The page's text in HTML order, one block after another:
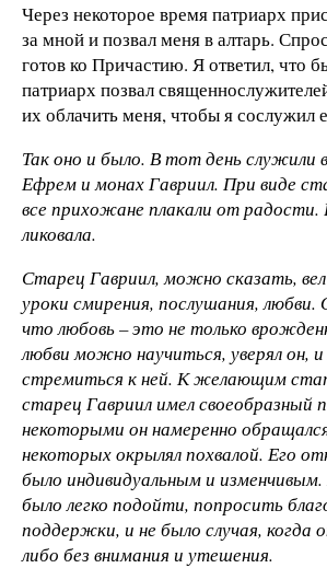
Через некоторое время патриарх
за мной и позвал меня в алтарь.
готов ко Причастию. Я ответил, что
патриарх позвал
их облачить меня, чтобы я сослужил
Так оно и было. В тот день служили
Ефрем и монах Гавриил. При виде
все прихожане плакали от радости.
ликовала.
Старец Гавриил, можно сказать,
уроки смирения, послушания, любви.
что любовь – это не только
любви можно научиться, уверял он,
стремиться к ней. К желающим
старец Гавриил имел своеобразный
некоторыми он намеренно
некоторых окрылял похвалой. Его
было индивидуальным и
было легко подойти, попросить
поддержки, и не было случая, когда
либо без внимания и утешения.